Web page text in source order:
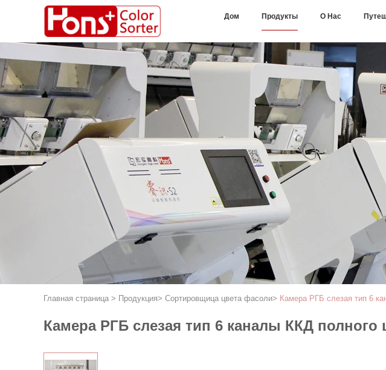
Дом Продукты О Нас
Главная страница > Продукция> Сортировщица цвета фасоли> Камера РГБ слезая тип 6
Камера РГБ слезая тип 6 каналы ККД